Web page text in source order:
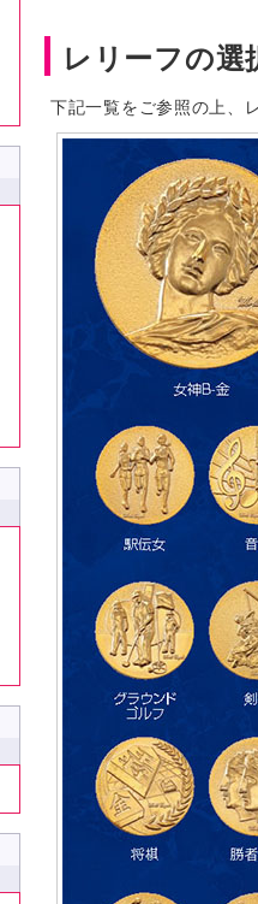
レリーフの選
下記一覧をご参照の上、